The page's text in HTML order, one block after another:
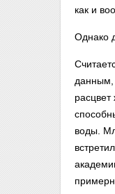
как и
Однако
данным,
расцвет
воды.